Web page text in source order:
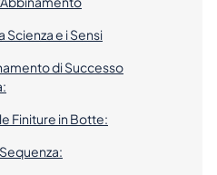
Scienza e i Sensi
di Successo
Finiture in Botte: